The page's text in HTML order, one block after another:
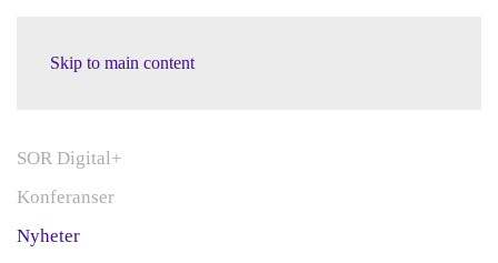
Skip to main content
SOR Digital+
Konferanser
Nyheter